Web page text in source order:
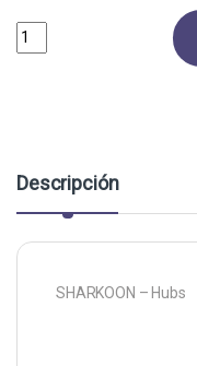
HUB SHARKOON USB
Descripción
SHARKOON – Hubs